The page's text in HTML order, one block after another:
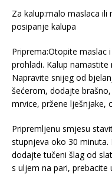
Za kalup:malo maslaca ili
posipanje kalupa
Priprema:Otopite maslac
prohladi. Kalup
Napravite snijeg od
šećerom, dodajte
mrvice, pržene lješnjake,
Pripremljenu smjesu
stupnjeva oko 30
dodajte tučeni šlag od
s uljem na pari, prebacite